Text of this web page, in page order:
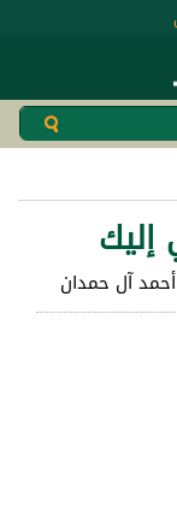
إليك
أحمد آل حمدان